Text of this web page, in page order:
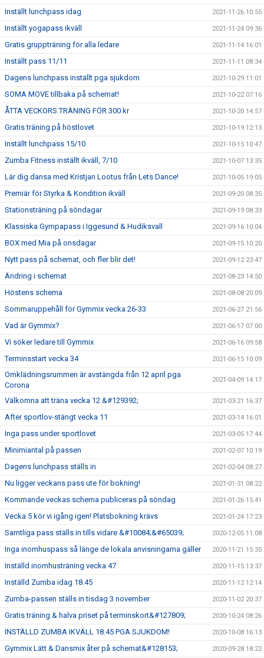
Inställt lunchpass idag 2021-11-26 10:55
Inställt yogapass ikväll 2021-11-24 09:36
Gratis gruppträning för alla ledare 2021-11-14 16:01
Inställt pass 11/11 2021-11-11 08:34
Dagens lunchpass inställt pga sjukdom 2021-10-29 11:01
SOMA MOVE tillbaka på schemat! 2021-10-22 07:16
ÅTTA VECKORS TRÄNING FÖR 300 kr 2021-10-20 14:57
Gratis träning på höstlovet 2021-10-19 12:13
Inställt lunchpass 15/10 2021-10-15 10:47
Zumba Fitness inställt ikväll, 7/10 2021-10-07 13:35
Lär dig dansa med Kristjan Lootus från Lets Dance! 2021-10-05 19:05
Premiär för Styrka & Kondition ikväll 2021-09-20 08:35
Stationsträning på söndagar 2021-09-19 08:33
Klassiska Gympapass i Iggesund & Hudiksvall 2021-09-16 10:04
BOX med Mia på onsdagar 2021-09-15 10:20
Nytt pass på schemat, och fler blir det! 2021-09-12 23:47
Ändring i schemat 2021-08-23 14:50
Höstens schema 2021-08-08 20:09
Sommaruppehåll för Gymmix vecka 26-33 2021-06-27 21:56
Vad är Gymmix? 2021-06-17 07:00
Vi söker ledare till Gymmix 2021-06-16 09:58
Terminsstart vecka 34 2021-06-15 10:09
Omklädningsrummen är avstängda från 12 april pga
Corona
2021-04-09 14:17
Välkomna att träna vecka 12 &#129392; 2021-03-21 16:37
After sportlov-stängt vecka 11 2021-03-14 16:01
Inga pass under sportlovet 2021-03-05 17:44
Minimiantal på passen 2021-02-07 10:19
Dagens lunchpass ställs in 2021-02-04 08:27
Nu ligger veckans pass ute för bokning! 2021-01-31 08:22
Kommande veckas schema publiceras på söndag 2021-01-26 15:41
Vecka 5 kör vi igång igen! Platsbokning krävs 2021-01-24 17:23
Samtliga pass ställs in tills vidare &#10084;&#65039; 2020-12-05 11:08
Inga inomhuspass så länge de lokala anvisningarna gäller 2020-11-21 15:35
Inställd inomhusträning vecka 47 2020-11-15 13:37
Inställd Zumba idag 18.45 2020-11-12 12:14
Zumba-passen ställs in tisdag 3 november 2020-11-02 20:37
Gratis träning & halva priset på terminskort&#127809; 2020-10-24 08:26
INSTÄLLD ZUMBA IKVÄLL 18.45 PGA SJUKDOM! 2020-10-08 16:13
Gymmix Lätt & Dansmix åter på schemat&#128153; 2020-09-28 18:22